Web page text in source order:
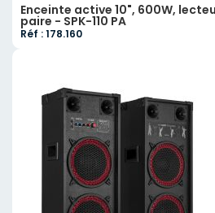
Enceinte active 10", 600W,
paire - SPK-110 PA
Réf : 178.160